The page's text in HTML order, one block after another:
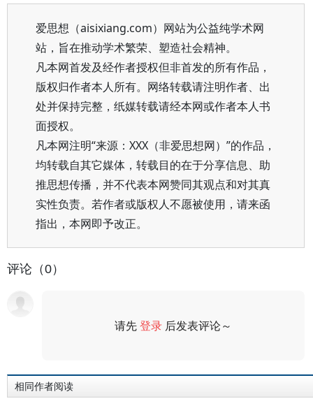
爱思想（aisixiang.com）网站为公益纯学术网
站，旨在推动学术繁荣、塑造社会精神。
凡本网首发及经作者授权但非首发的所有作品，
版权归作者本人所有。网络转载请注明作者、出
处并保持完整，纸媒转载请经本网或作者本人书
面授权。
凡本网注明“来源：XXX（非爱思想网）”的作品，
均转载自其它媒体，转载目的在于分享信息、助
推思想传播，并不代表本网赞同其观点和对其真
实性负责。若作者或版权人不愿被使用，请来函
指出，本网即予改正。
评论（0）
请先登录 后发表评论～
相同作者阅读